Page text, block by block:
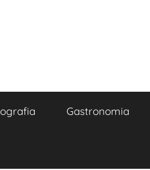
Gastronomia